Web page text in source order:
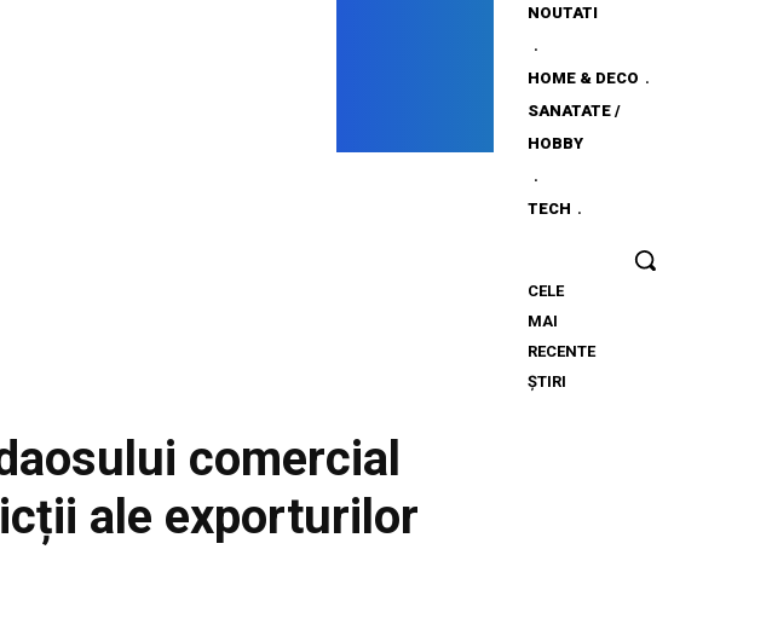
NOUTATI
HOME & DECO
SANATATE /
HOBBY
TECH
CELE
MAI
RECENTE
ȘTIRI
comercial
ale exporturilor